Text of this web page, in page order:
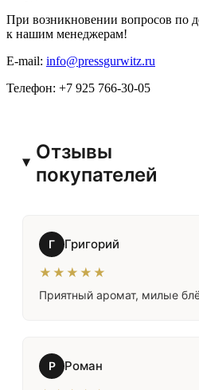
При возникновении вопросов по
к нашим менеджерам!
E-mail: info@pressgurwitz.ru
Телефон: +7 925 766-30-05
Отзывы
покупателей
Г Григорий
★★★★★
Приятный аромат, милые
Р Роман